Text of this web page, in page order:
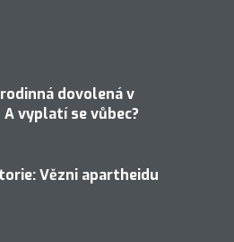
dovolená v
vyplatí se vůbec?
Vězni apartheidu